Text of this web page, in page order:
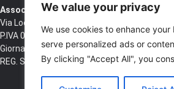
We value your privacy
We use cookies to enhance
serve personalized ads or
By clicking "Accept All", you
Associazione Informazione &
Via Locri SNC – 87064 Corigliano Rossano CS
P.IVA 03516250788 – C.F. 97037680788
Giornalistica n. 1399/2017 R.G.V.G.N. 02/2017
REG. STAMPA Tribunale di Castrovillari